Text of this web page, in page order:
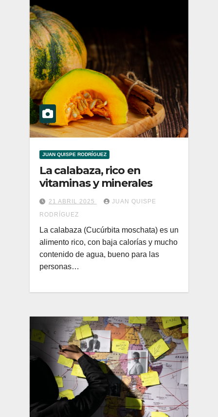
JUAN QUISPE RODRÍGUEZ
La calabaza, rico en
vitaminas y minerales
21 ABRIL 2025
JUAN QUISPE
RODRÍGUEZ
La calabaza (Cucúrbita moschata) es un
alimento rico, con baja calorías y mucho
contenido de agua, bueno para las
personas…